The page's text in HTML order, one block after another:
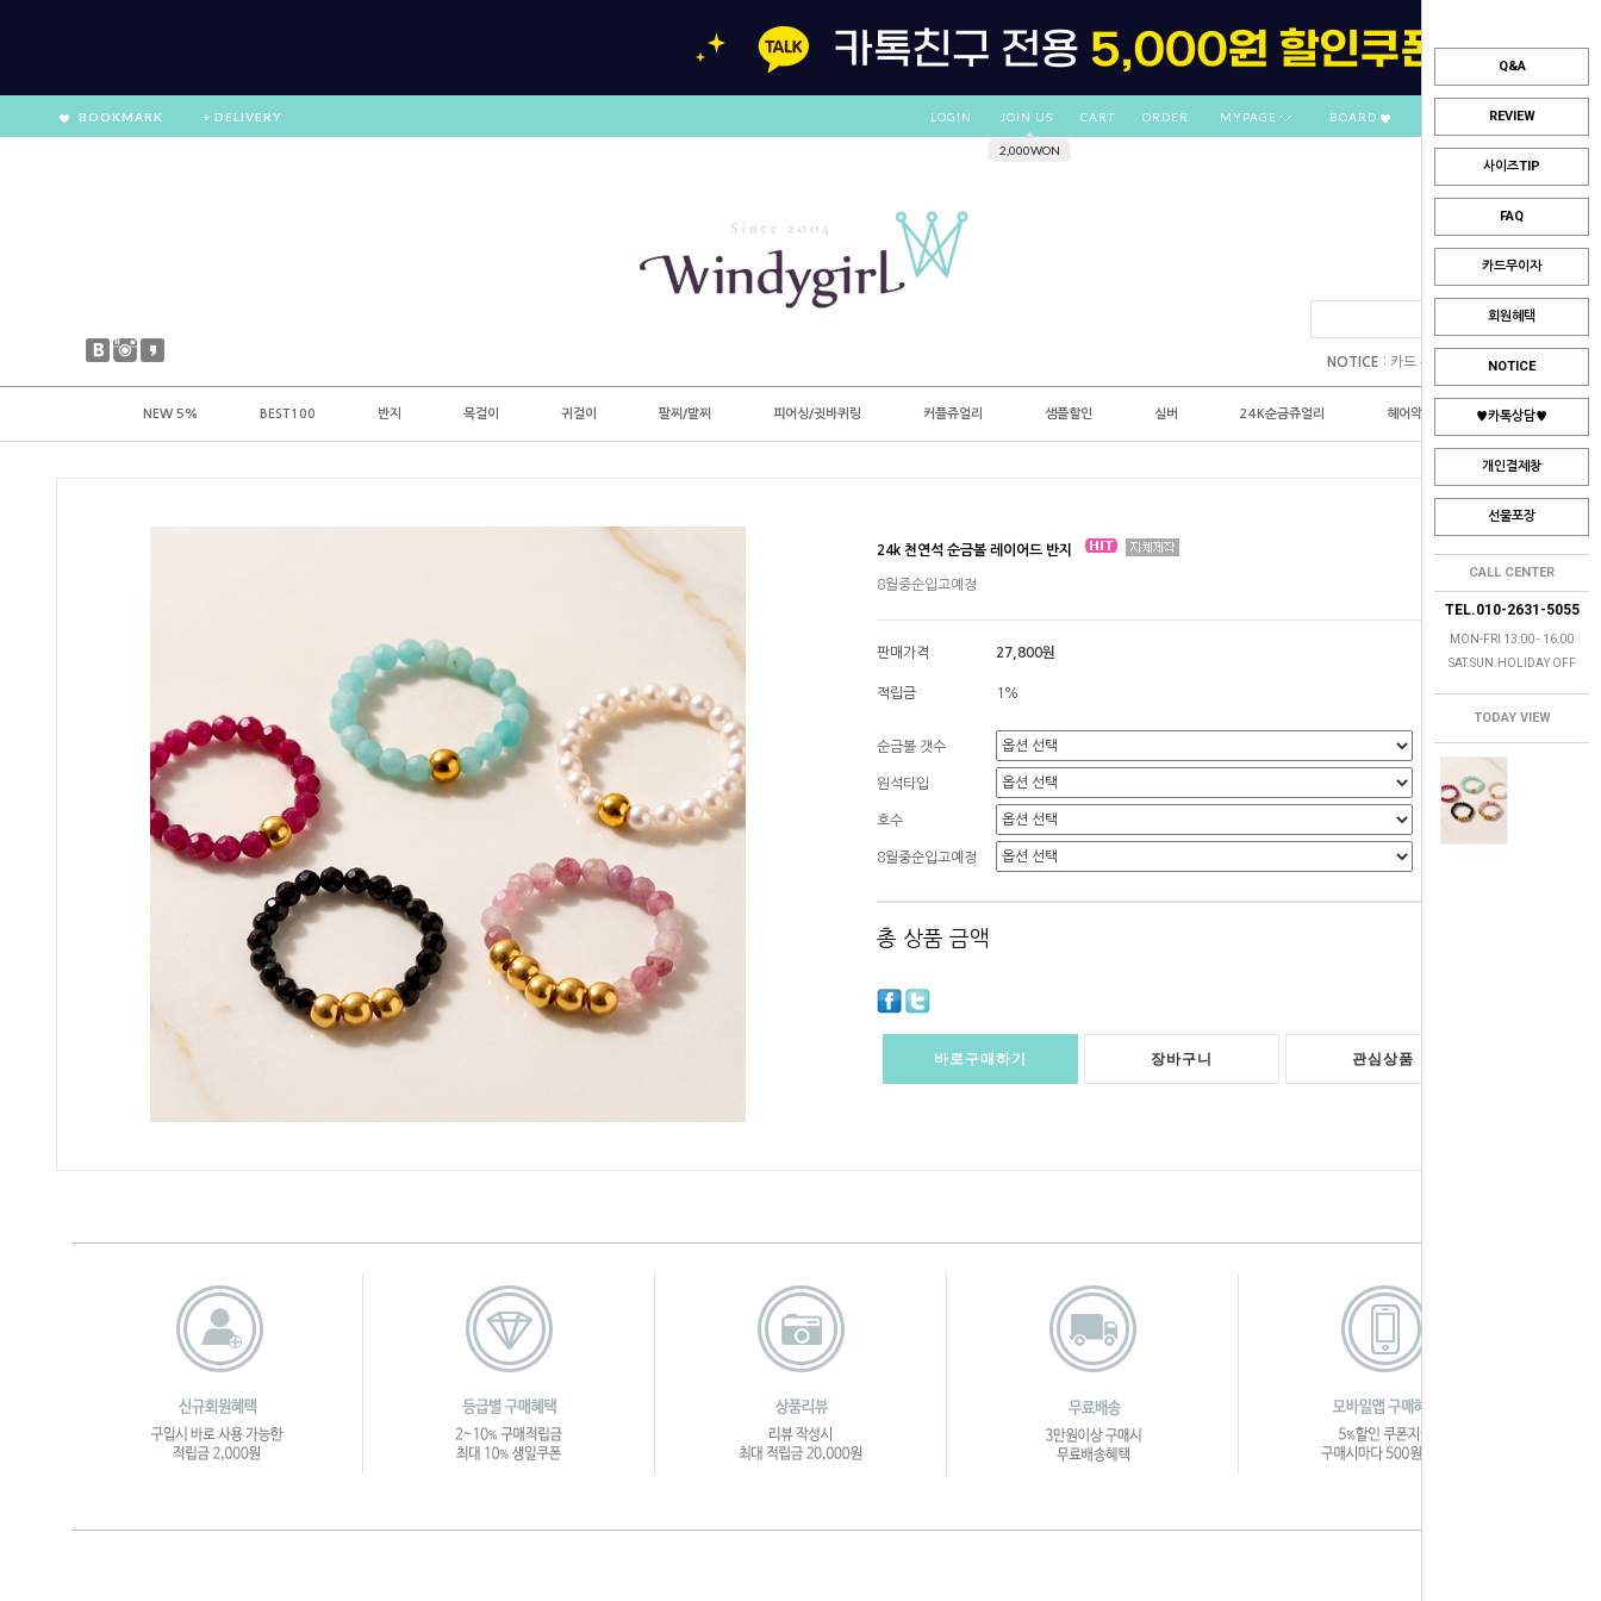
Q&A
REVIEW
사이즈TIP
FAQ
카드무이자
회원혜택
NOTICE
♥카톡상담♥
개인결제창
선물포장
CALL CENTER
TEL.010-2631-5055
MON-FRI 13:00 - 16:00
SAT.SUN.HOLIDAY OFF
TODAY VIEW
BOOKMARK + DELIVERY LOGIN JOIN US
2,000WON
CART ORDER MYPAGE BOARD
NOTICE : 카드 부분무이자 안내
NEW 5% BEST100 반지 목걸이 귀걸이 팔찌/발찌 피어싱/귓바퀴링 커플쥬얼리 샘플할인 실버 24K순금쥬얼리 헤어악세사리
24k 천연석 순금볼 레이어드 반지
8월중순입고예정
판매가격 27,800원
적립금 1%
순금볼 갯수
원석타입
호수
8월중순입고예정
총 상품 금액
바로구매하기 장바구니 관심상품